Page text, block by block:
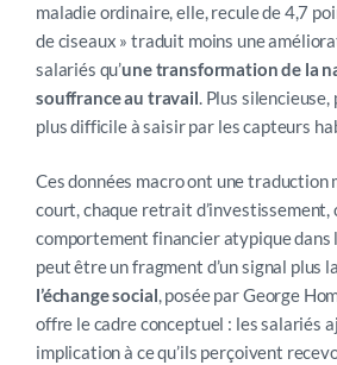
maladie ordinaire, elle, recule de 4,7
de ciseaux » traduit moins une
salariés qu’une transformation de la
souffrance au travail . Plus
plus difficile à saisir par les capteurs
Ces données macro ont une traduction
court, chaque retrait d’investissement,
comportement financier atypique dans
peut être un fragment d’un signal plus
l’échange social, posée par George
offre le cadre conceptuel : les salariés
implication à ce qu’ils perçoivent